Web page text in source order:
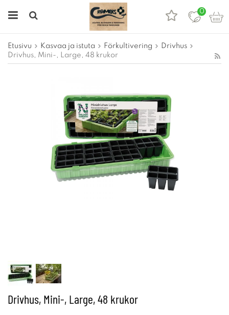
0
Etusivu Kasvaa ja istuta Förkultivering
Drivhus
Drivhus, Mini-, Large, 48 krukor
Drivhus, Mini-, Large, 48 krukor